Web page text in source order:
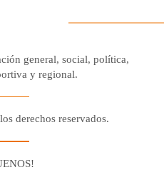
general, social, política,
y regional.
derechos reservados.